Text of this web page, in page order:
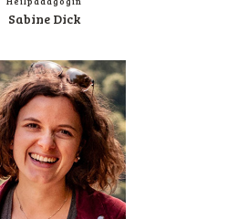
Sabi­ne Dick